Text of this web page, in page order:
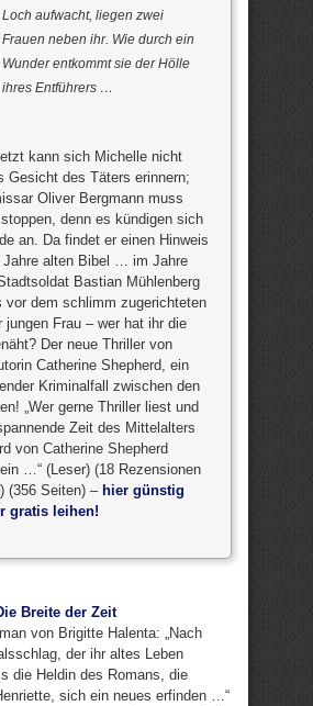
Loch aufwacht, liegen zwei
Frauen neben ihr. Wie durch ein
Wunder entkommt sie der Hölle
ihres Entführers …
kann sich Michelle nicht
Gesicht des Täters erinnern;
Oliver Bergmann muss
denn es kündigen sich
an. Da findet er einen Hinweis
Jahre alten Bibel … im Jahre
Bastian Mühlenberg
vor dem schlimm zugerichteten
jungen Frau – wer hat ihr die
Der neue Thriller von
Catherine Shepherd, ein
Kriminalfall zwischen den
„Wer gerne Thriller liest und
Zeit des Mittelalters
von Catherine Shepherd
…“ (Leser) (18 Rezensionen
(356 Seiten) – hier günstig
gratis leihen!
Breite der Zeit
von Brigitte Halenta: „Nach
der ihr altes Leben
die Heldin des Romans, die
sich ein neues erfinden …“